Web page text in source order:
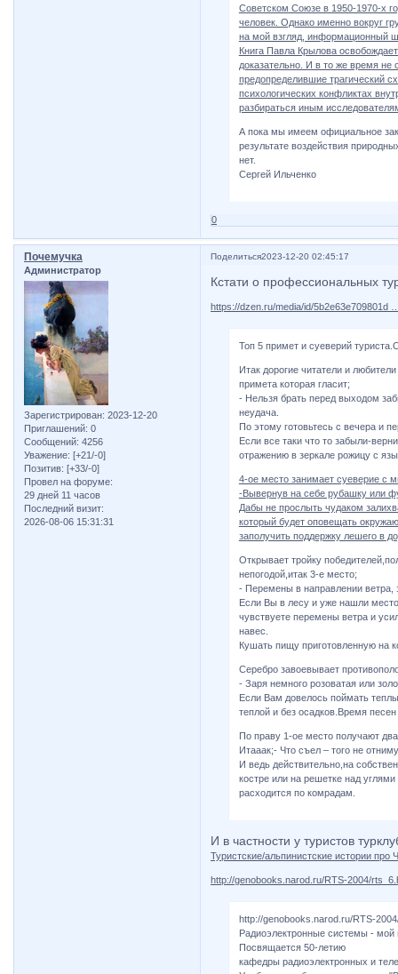
Советском Союзе в 1950-1970-х
человек. Однако именно вокруг
на мой взгляд, информационный
Книга Павла Крылова
доказательно. И в то же время не
предопределившие трагический
психологических конфликтах
разбираться иным
А пока мы имеем официальное
результате воздействия
нет.
Сергей Ильченко
0
Поделиться2023-12-20 02:45:17
Почемучка
Администратор
Зарегистрирован: 2023-12-20
Приглашений: 0
Сообщений: 4256
Уважение: [+21/-0]
Позитив: [+33/-0]
Провел на форуме:
29 дней 11 часов
Последний визит:
2026-08-06 15:31:31
Кстати о профессиональных
https://dzen.ru/media/id/5b2e63e709801d
Топ 5 примет и суеверий
Итак дорогие читатели и
примета которая гласит;
- Нельзя брать перед выходом
неудача.
По этому готовьтесь с вечера и
Если все таки что то забыли-
отражению в зеркале рожицу с
4-ое место занимает суеверие с
-Вывернув на себе рубашку или
Дабы не прослыть чудаком
который будет оповещать
заполучить поддержку лешего в
Открывает тройку
непогодой,итак 3-е место;
- Перемены в направлении ветра,
Если Вы в лесу и уже нашли
чувствуете перемены ветра и
навес.
Кушать пищу приготовленную на
Серебро завоевывает
- Заря немного розоватая или
Если Вам довелось поймать
теплой и без осадков.Время песен
По праву 1-ое место получают
Итааак;- Что съел – того не
И ведь действительно,на
костре или на решетке над
расходится по комрадам.
И в частности у туристов
Туристские/альпинистские истории про
http://genobooks.narod.ru/RTS-2004/
http://genobooks.narod.ru/RTS-
Радиоэлектронные системы - мой
Посвящается 50-летию
кафедры радиоэлектронных и